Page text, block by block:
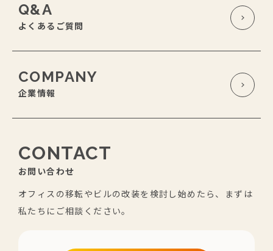
Q&A
よくあるご質問
COMPANY
企業情報
CONTACT
お問い合わせ
オフィスの移転やビルの改装を検討し始めたら、まずは
私たちにご相談ください。